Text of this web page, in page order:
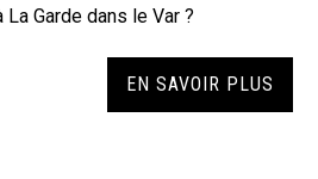
Garde dans le Var ?
EN SAVOIR PLUS